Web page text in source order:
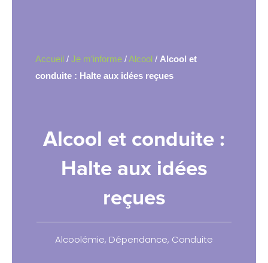
Accueil/ Je m’informe/Alcool/ Alcool et
conduite : Halte aux idées reçues
Alcool et conduite :
Halte aux idées
reçues
Alcoolémie, Dépendance, Conduite